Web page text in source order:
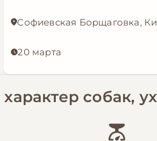
Софиевская Борщаговка,
20 марта
собак,